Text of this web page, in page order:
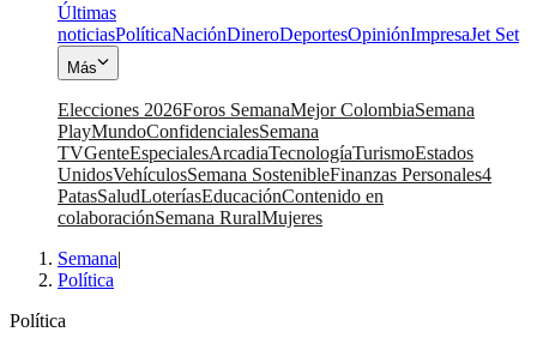
Últimas
noticiasPolíticaNaciónDineroDeportesOpiniónImpresaJet Set
Más
Elecciones 2026Foros SemanaMejor ColombiaSemana
PlayMundoConfidencialesSemana
TVGenteEspecialesArcadiaTecnologíaTurismoEstados
UnidosVehículosSemana SostenibleFinanzas Personales4
PatasSaludLoteríasEducaciónContenido en
colaboraciónSemana RuralMujeres
Semana|
Política
Política